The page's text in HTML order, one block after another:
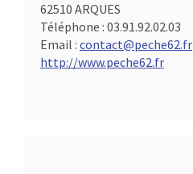
62510 ARQUES
Téléphone : 03.91.92.02.03
Email : contact@peche62.fr
http://www.peche62.fr